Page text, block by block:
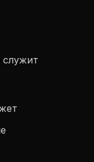
служит